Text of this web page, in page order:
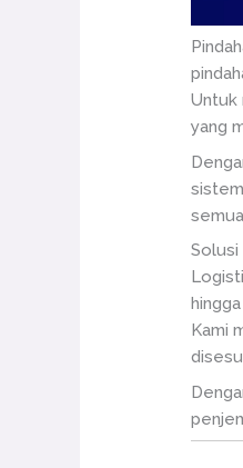
Untuk
yang
Solusi
Kami